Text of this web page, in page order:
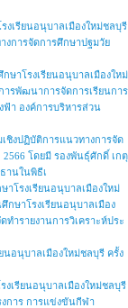
งเรียนอนุบาลเมืองใหม่ชลบุรี
งการจัดการศึกษาปฐมวัย
ษาโรงเรียนอนุบาลเมืองใหม่
ารพัฒนาการจัดการเรียนการ
า องค์การบริหารส่วน
ชิงปฏิบัติการแนวทางการจัด
โดยมี รองพันธ์ุศักดิ์ เกตุ
านในพิธีเ
โรงเรียนอนุบาลเมืองใหม่
กษาโรงเรียนอนุบาลเมือง
ำรายงานการวิเคราะห์ประ
นอนุบาลเมืองใหม่ชลบุรี ครั้ง
เรียนอนุบาลเมืองใหม่ชลบุรี
งการ การแข่งขันกีฬา